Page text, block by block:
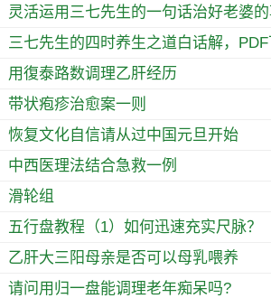
灵活运用三七先生的一句话治好老婆
三七先生的四时养生之道白话解，
用復泰路数调理乙肝经历
带状疱疹治愈案一则
恢复文化自信请从过中国元旦开始
中西医理法结合急救一例
滑轮组
五行盘教程（1）如何迅速充实尺脉？
乙肝大三阳母亲是否可以母乳喂养
请问用归一盘能调理老年痴呆吗?